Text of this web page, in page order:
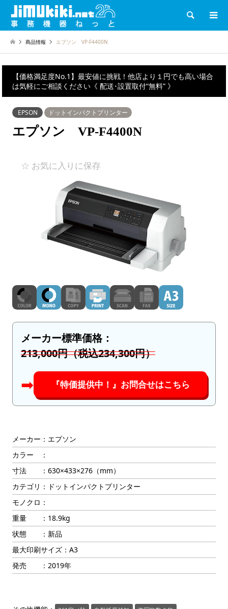
検索
商品情報 エプソン VP-F4400N
【価格満足度No.1】最安値に挑戦！他店より１円でも高い場合
は気軽にご相談ください《 配送･設置取付“無料” 》
EPSON ドットインパクトプリンター
エプソン VP-F4400N
☆ お気に入りに保存
メーカー標準価格：
213,000円（税込234,300円）
➡︎ 『特価提供中！』お問合せはこちら
メーカー：エプソン
カラー ：
寸法 ：630×433×276（mm）
カテゴリ：ドットインパクトプリンター
モノクロ：
重量 ：18.9kg
状態 ：新品
最大印刷サイズ：A3
発売 ：2019年